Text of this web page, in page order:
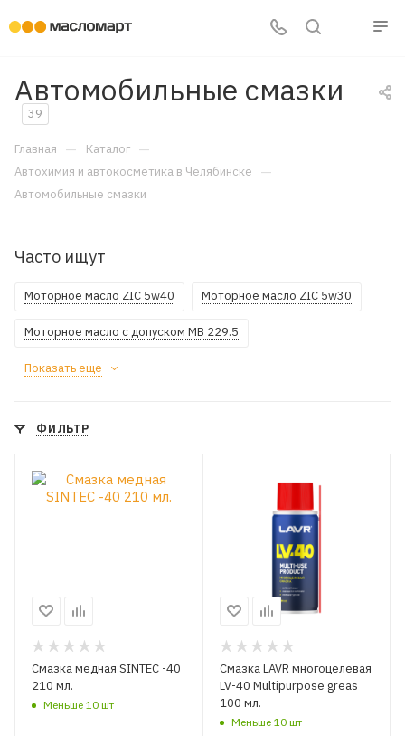
Автомобильные смазки
39
Главная — Каталог —
Автохимия и автокосметика в Челябинске —
Автомобильные смазки
Часто ищут
Моторное масло ZIC 5w40 Моторное масло ZIC 5w30
Моторное масло с допуском MB 229.5
Показать еще
ФИЛЬТР
Смазка медная SINTEC -40
210 мл.
Меньше 10 шт
Смазка LAVR многоцелевая
LV-40 Multipurpose greas
100 мл.
Меньше 10 шт